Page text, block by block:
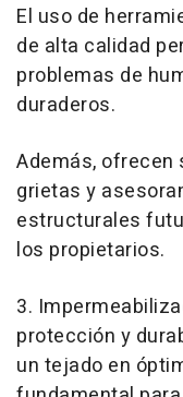
El uso de
de alta calidad
problemas de
duraderos.
Además, ofrecen
grietas y
estructurales
los propietarios.
3.
protección y
un tejado en